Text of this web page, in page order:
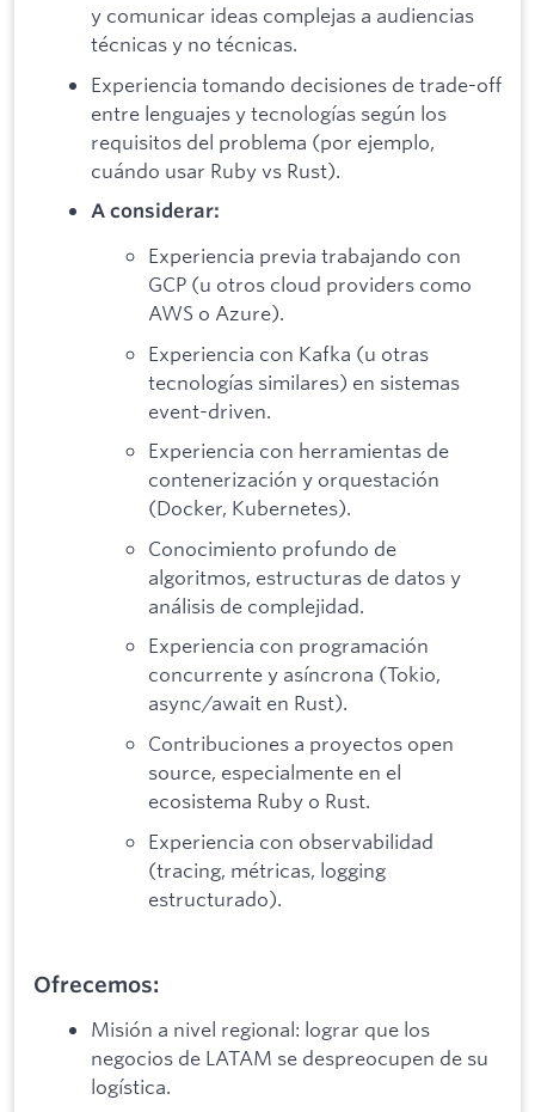
y comunicar ideas complejas a audiencias
técnicas y no técnicas.
Experiencia tomando decisiones de trade-off
entre lenguajes y tecnologías según los
requisitos del problema (por ejemplo,
cuándo usar Ruby vs Rust).
A considerar:
Experiencia previa trabajando con
GCP (u otros cloud providers como
AWS o Azure).
Experiencia con Kafka (u otras
tecnologías similares) en sistemas
event-driven.
Experiencia con herramientas de
contenerización y orquestación
(Docker, Kubernetes).
Conocimiento profundo de
algoritmos, estructuras de datos y
análisis de complejidad.
Experiencia con programación
concurrente y asíncrona (Tokio,
async/await en Rust).
Contribuciones a proyectos open
source, especialmente en el
ecosistema Ruby o Rust.
Experiencia con observabilidad
(tracing, métricas, logging
estructurado).
Ofrecemos:
Misión a nivel regional: lograr que los
negocios de LATAM se despreocupen de su
logística.